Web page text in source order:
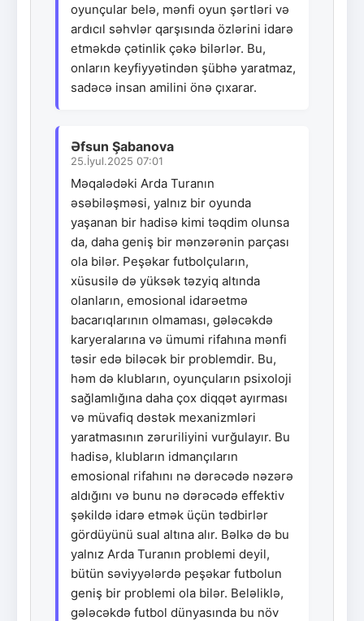
oyunçular belə, mənfi oyun şərtləri və
ardıcıl səhvlər qarşısında özlərini idarə
etməkdə çətinlik çəkə bilərlər. Bu,
onların keyfiyyətindən şübhə yaratmaz,
sadəcə insan amilini önə çıxarar.
Əfsun Şabanova
25.İyul.2025 07:01
Məqalədəki Arda Turanın
əsəbiləşməsi, yalnız bir oyunda
yaşanan bir hadisə kimi təqdim olunsa
da, daha geniş bir mənzərənin parçası
ola bilər. Peşəkar futbolçuların,
xüsusilə də yüksək təzyiq altında
olanların, emosional idarəetmə
bacarıqlarının olmaması, gələcəkdə
karyeralarına və ümumi rifahına mənfi
təsir edə biləcək bir problemdir. Bu,
həm də klubların, oyunçuların psixoloji
sağlamlığına daha çox diqqət ayırması
və müvafiq dəstək mexanizmləri
yaratmasının zəruriliyini vurğulayır. Bu
hadisə, klubların idmançıların
emosional rifahını nə dərəcədə nəzərə
aldığını və bunu nə dərəcədə effektiv
şəkildə idarə etmək üçün tədbirlər
gördüyünü sual altına alır. Bəlkə də bu
yalnız Arda Turanın problemi deyil,
bütün səviyyələrdə peşəkar futbolun
geniş bir problemi ola bilər. Beləliklə,
gələcəkdə futbol dünyasında bu növ